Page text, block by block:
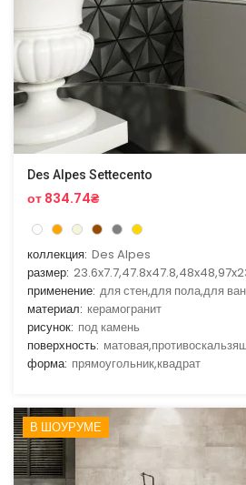
Des Alpes Settecento
от 834.74₴
коллекция: Des Alpes
размер:
применение: для стен,для пола,для
материал: керамогранит
рисунок: под камень
поверхность:
форма: прямоугольник,квадрат
В ШОУРУМЕ